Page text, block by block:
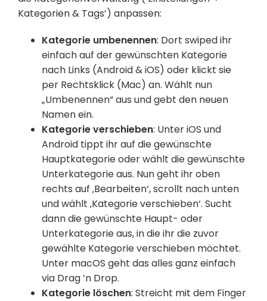
Kategorien & Tags’) anpassen:
Kategorie umbenennen: Dort swiped ihr
einfach auf der gewünschten Kategorie
nach Links (Android & iOS) oder klickt sie
per Rechtsklick (Mac) an. Wählt nun
„Umbenennen“ aus und gebt den neuen
Namen ein.
Kategorie verschieben: Unter iOS und
Android tippt ihr auf die gewünschte
Hauptkategorie oder wählt die gewünschte
Unterkategorie aus. Nun geht ihr oben
rechts auf ‚Bearbeiten‘, scrollt nach unten
und wählt ‚Kategorie verschieben‘. Sucht
dann die gewünschte Haupt- oder
Unterkategorie aus, in die ihr die zuvor
gewählte Kategorie verschieben möchtet.
Unter macOS geht das alles ganz einfach
via Drag ’n Drop.
Kategorie löschen: Streicht mit dem Finger